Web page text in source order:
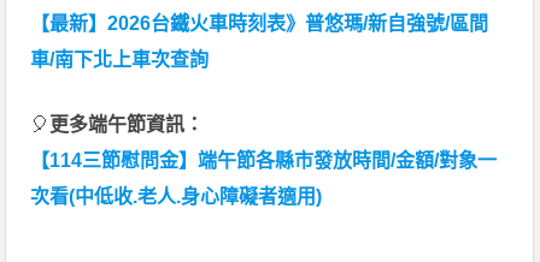
【最新】2026台鐵火車時刻表》普悠瑪/新自強號/區間
車/南下北上車次查詢
🎈 更多端午節資訊：
【114三節慰問金】端午節各縣市發放時間/金額/對象一
次看(中低收.老人.身心障礙者適用)